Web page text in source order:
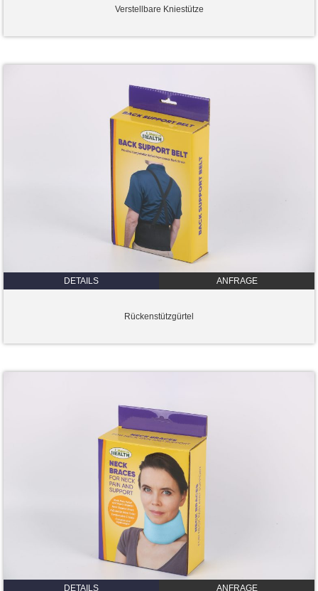
Verstellbare Kniestütze
DETAILS ANFRAGE
Rückenstützgürtel
DETAILS ANFRAGE